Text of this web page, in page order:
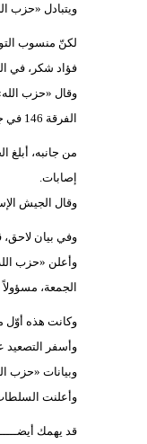
ويتبادل «حزب الله»
لكنّ منسوب
فؤاد شكر، في
الفرقة 146 في جعتون بِصليات من صواريخ الكاتيوشا».
إصابات.
وقال الجيش
وفي بيان
وأعلن «حزب
الجمعة،
وكانت هذه أوّل مرّة يشنّ
وبيانات «حزب
وأعلنت السلطات الإسرائيلية مقتل 22 عسكريّاً، و26
قد يهمك